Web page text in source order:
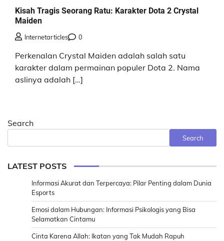
Kisah Tragis Seorang Ratu: Karakter Dota 2 Crystal
Maiden
Internetarticles 0
Perkenalan Crystal Maiden adalah salah satu
karakter dalam permainan populer Dota 2. Nama
aslinya adalah […]
Search
Search
LATEST POSTS
Informasi Akurat dan Terpercaya: Pilar Penting dalam Dunia
Esports
Emosi dalam Hubungan: Informasi Psikologis yang Bisa
Selamatkan Cintamu
Cinta Karena Allah: Ikatan yang Tak Mudah Rapuh